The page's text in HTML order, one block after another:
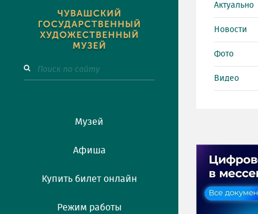
Музей
Афиша
Купить билет онлайн
Режим работы
Актуально
Новости
Фото
Видео
ПРЕСС-
Актуально
Новости